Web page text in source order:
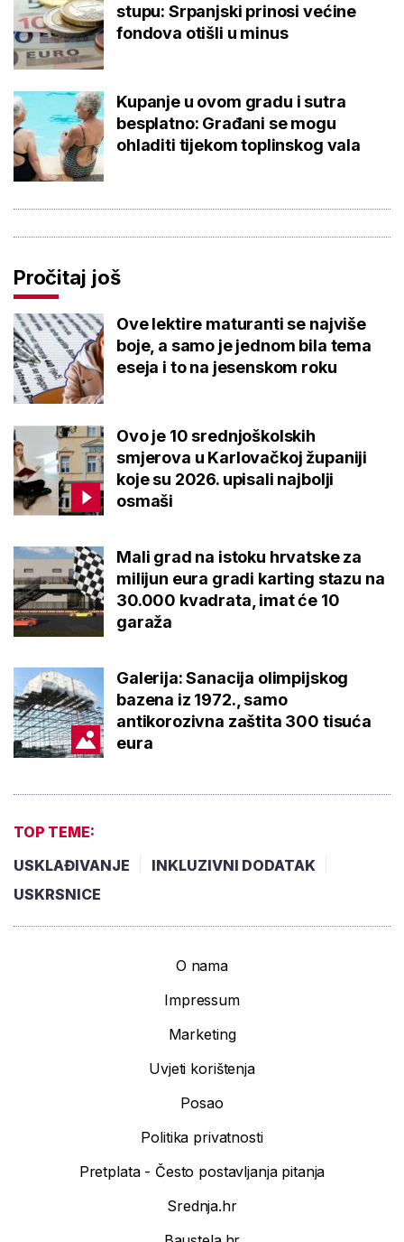
stupu: Srpanjski prinosi većine
fondova otišli u minus
Kupanje u ovom gradu i sutra
besplatno: Građani se mogu
ohladiti tijekom toplinskog vala
Pročitaj još
Ove lektire maturanti se najviše
boje, a samo je jednom bila tema
eseja i to na jesenskom roku
Ovo je 10 srednjoškolskih
smjerova u Karlovačkoj županiji
koje su 2026. upisali najbolji
osmaši
Mali grad na istoku hrvatske za
milijun eura gradi karting stazu na
30.000 kvadrata, imat će 10
garaža
Galerija: Sanacija olimpijskog
bazena iz 1972., samo
antikorozivna zaštita 300 tisuća
eura
TOP TEME:
USKLAĐIVANJE
INKLUZIVNI DODATAK
USKRSNICE
O nama
Impressum
Marketing
Uvjeti korištenja
Posao
Politika privatnosti
Pretplata - Često postavljanja pitanja
Srednja.hr